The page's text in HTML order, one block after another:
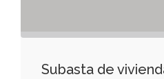
Subasta de